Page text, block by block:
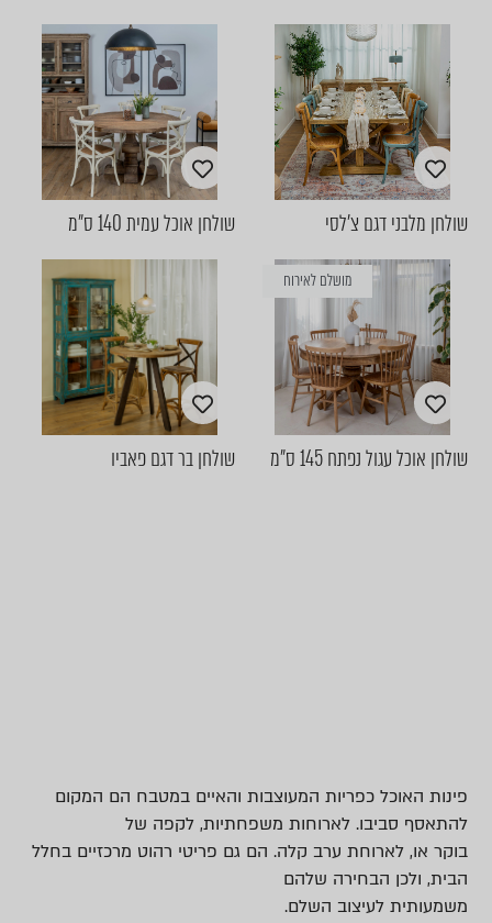
שולחן מלבני דגם צ'לסי שולחן אוכל עמית 140 ס״מ
מושלם לאירוח
שולחן אוכל עגול נפתח 145 ס״מ שולחן בר דגם פאביו
פינות האוכל כפריות המעוצבות והאיים במטבח הם המקום
להתאסף סביבו. לארוחות משפחתיות, לקפה של
בוקר או, לארוחת ערב קלה. הם גם פריטי רהוט מרכזיים בחלל
הבית, ולכן הבחירה שלהם
משמעותית לעיצוב השלם.